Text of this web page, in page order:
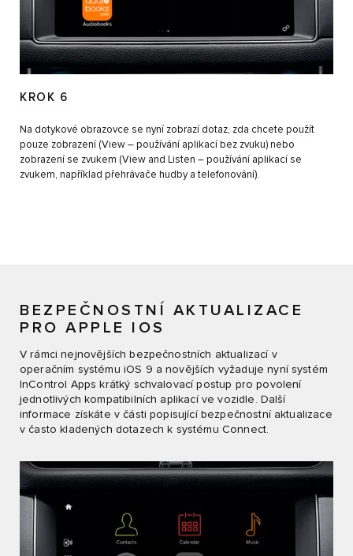
KROK 6
Na dotykové obrazovce se nyní zobrazí dotaz, zda chcete použít
pouze zobrazení (View – používání aplikací bez zvuku) nebo
zobrazení se zvukem (View and Listen – používání aplikací se
zvukem, například přehrávače hudby a telefonování).
BEZPEČNOSTNÍ AKTUALIZACE
PRO APPLE IOS
V rámci nejnovějších bezpečnostních aktualizací v
operačním systému iOS 9 a novějších vyžaduje nyní systém
InControl Apps krátký schvalovací postup pro povolení
jednotlivých kompatibilních aplikací ve vozidle. Další
informace získáte v části popisující bezpečnostní aktualizace
v často kladených dotazech k systému Connect.